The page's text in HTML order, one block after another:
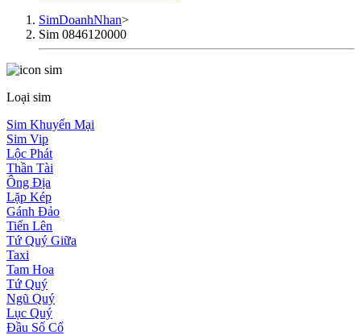
SimDoanhNhan>
Sim 0846120000
Loại sim
Sim Khuyến Mại
Sim Vip
Lộc Phát
Thần Tài
Ông Địa
Lặp Kép
Gánh Đảo
Tiến Lên
Tứ Quý Giữa
Taxi
Tam Hoa
Tứ Quý
Ngũ Quý
Lục Quý
Đầu Số Cổ